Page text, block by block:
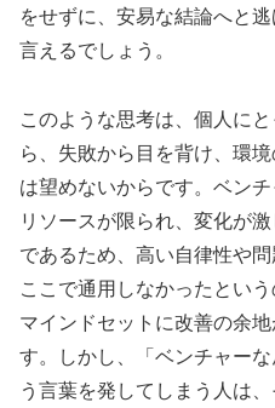
をせずに、安易な結論へと
言えるでしょう。
このような思考は、個人に
ら、失敗から目を背け、環
は望めないからです。ベン
リソースが限られ、変化が
であるため、高い自律性や
ここで通用しなかったとい
マインドセットに改善の余
す。しかし、「ベンチャー
う言葉を発してしまう人は